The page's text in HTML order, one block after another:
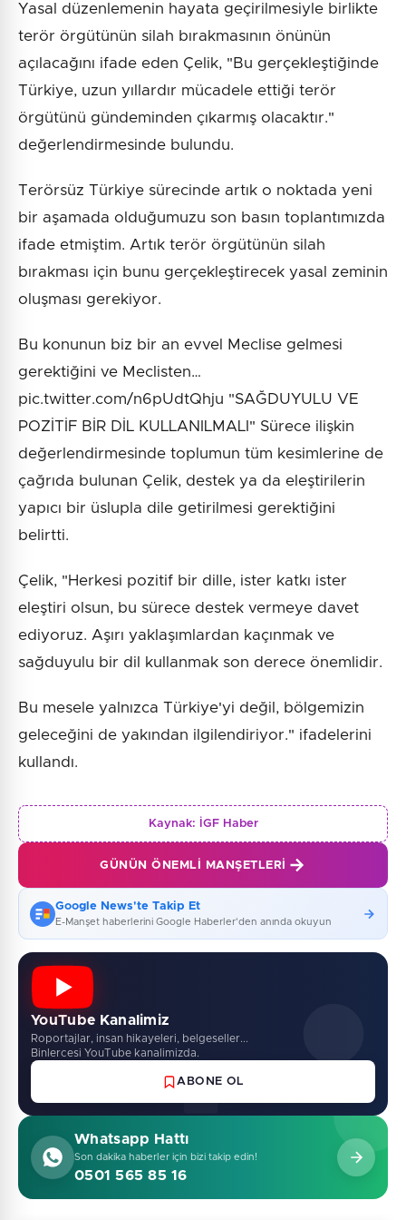
Yasal düzenlemenin hayata geçirilmesiyle birlikte
terör örgütünün silah bırakmasının önünün
açılacağını ifade eden Çelik, "Bu gerçekleştiğinde
Türkiye, uzun yıllardır mücadele ettiği terör
örgütünü gündeminden çıkarmış olacaktır."
değerlendirmesinde bulundu.
Terörsüz Türkiye sürecinde artık o noktada yeni
bir aşamada olduğumuzu son basın toplantımızda
ifade etmiştim. Artık terör örgütünün silah
bırakması için bunu gerçekleştirecek yasal zeminin
oluşması gerekiyor.
Bu konunun biz bir an evvel Meclise gelmesi
gerektiğini ve Meclisten…
pic.twitter.com/n6pUdtQhju "SAĞDUYULU VE
POZİTİF BİR DİL KULLANILMALI" Sürece ilişkin
değerlendirmesinde toplumun tüm kesimlerine de
çağrıda bulunan Çelik, destek ya da eleştirilerin
yapıcı bir üslupla dile getirilmesi gerektiğini
belirtti.
Çelik, "Herkesi pozitif bir dille, ister katkı ister
eleştiri olsun, bu sürece destek vermeye davet
ediyoruz. Aşırı yaklaşımlardan kaçınmak ve
sağduyulu bir dil kullanmak son derece önemlidir.
Bu mesele yalnızca Türkiye'yi değil, bölgemizin
geleceğini de yakından ilgilendiriyor." ifadelerini
kullandı.
Kaynak: İGF Haber
GÜNÜN ÖNEMLI MANŞETLERI
Google News'te Takip Et
E-Manşet haberlerini Google Haberler'den anında okuyun
YouTube Kanalimiz
Roportajlar, insan hikayeleri, belgeseller...
Binlercesi YouTube kanalimizda.
ABONE OL
Whatsapp Hattı
Son dakika haberler için bizi takip edin!
0501 565 85 16